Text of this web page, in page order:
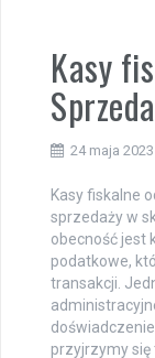
Kasy
24 maja 2023
Kasy fiskalne
sprzedaży w
obecność jest
podatkowe,
transakcji.
przyjrzymy się